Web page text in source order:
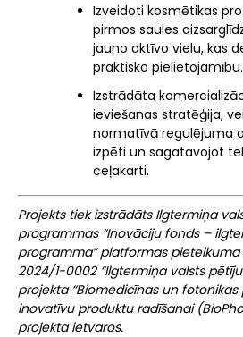
Izveidoti kosmētikas
pirmos saules
jauno aktīvo vielu, kas
praktisko pielietojamību.
Izstrādāta
ieviešanas stratēģija,
normatīvā regulējuma
izpēti un sagatavojot
ceļakarti.
Projekts tiek izstrādāts Ilgtermiņa
programmas “Inovāciju fonds –
programma” platformas pieteikuma
2024/1-0002 “Ilgtermiņa valsts
projekta “Biomedicīnas un
inovatīvu produktu radīšanai
projekta ietvaros.